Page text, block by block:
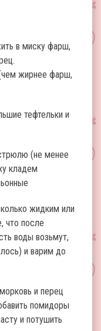
в миску фарш,
жирнее фарш,
тефтельки и
(не менее
кладем
жидким или
что после
воды возьмут,
и варим до
и перец
помидоры
и потушить